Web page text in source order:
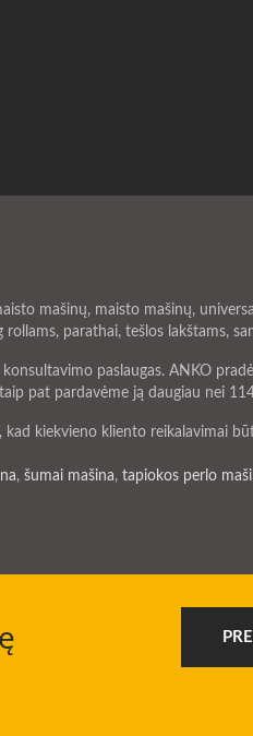
mašinų, maisto mašinų,
parathai, tešlos lakštams,
paslaugas. ANKO
pat pardavėme ją daugiau nei
kiekvieno kliento reikalavimai
, šumai mašina, tapiokos perlo